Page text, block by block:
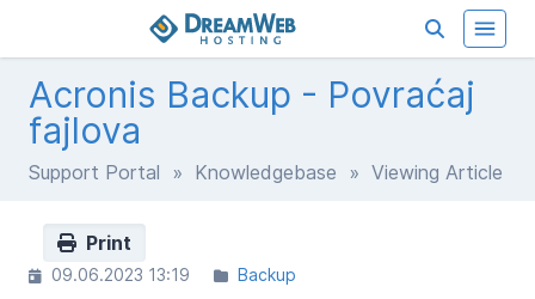
Acronis Backup - Povraćaj
fajlova
Support Portal » Knowledgebase » Viewing Article
Print
09.06.2023 13:19 Backup